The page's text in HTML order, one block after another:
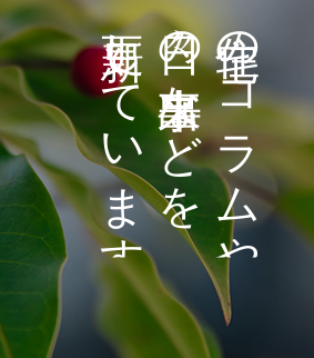
の
コ
ラ
ム
や
の
な
ど
を
し
て
い
ま
す